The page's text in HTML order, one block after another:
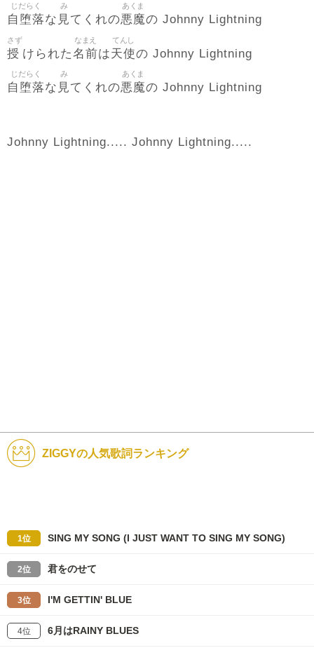
自堕落
じだらく
な 見
み
てくれの悪魔
あくま
の Johnny Lightning
授
さず
けられた名前
なまえ
は天使
てんし
の Johnny Lightning
自堕落
じだらく
な 見
み
てくれの悪魔
あくま
の Johnny Lightning
Johnny Lightning..... Johnny Lightning.....
ZIGGYの人気歌詞ランキング
1位 SING MY SONG (I JUST WANT TO SING MY SONG)
2位 君をのせて
3位 I'M GETTIN' BLUE
4位 6月はRAINY BLUES